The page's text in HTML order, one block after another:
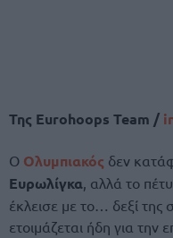
Της Eurohoops Team /
Ο Ολυμπιακός δεν
Ευρωλίγκα, αλλά το
έκλεισε με το… δεξί
ετοιμάζεται ήδη για την